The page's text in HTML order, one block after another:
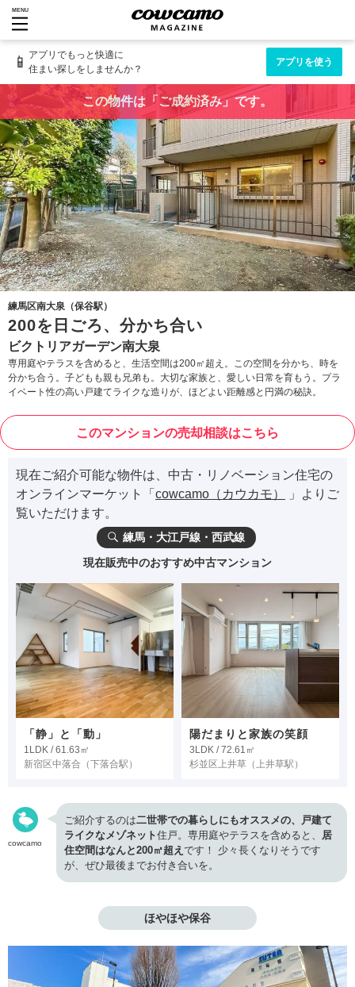
MENU
📱 アプリでもっと快適に
住まい探しをしませんか？
アプリを使う
この物件は「ご成約済み」です。
練馬区南大泉（保谷駅）
200を日ごろ、分かち合い
ビクトリアガーデン南大泉
専用庭やテラスを含めると、生活空間は200㎡超え。この空間を分かち、時を
分かち合う。子どもも親も兄弟も。大切な家族と、愛しい日常を育もう。プラ
イベート性の高い戸建てライクな造りが、ほどよい距離感と円満の秘訣。
このマンションの売却相談はこちら
現在ご紹介可能な物件は、中古・リノベーション住宅の
オンラインマーケット「 cowcamo（カウカモ）
」よりご
覧いただけます。
練馬・大江戸線・西武線
現在販売中のおすすめ中古マンション
「静」と「動」
1LDK / 61.63㎡
新宿区中落合 （下落合駅）
陽だまりと家族の笑顔
3LDK / 72.61㎡
杉並区上井草 （上井草駅）
cowcamo
ご紹介するのは二世帯での暮らしにもオススメの、戸建て
ライクなメゾネット住戸。専用庭やテラスを含めると、 居
住空間はなんと200㎡超え です！ 少々長くなりそうです
が、ぜひ最後までお付き合いを。
ほやほや保谷